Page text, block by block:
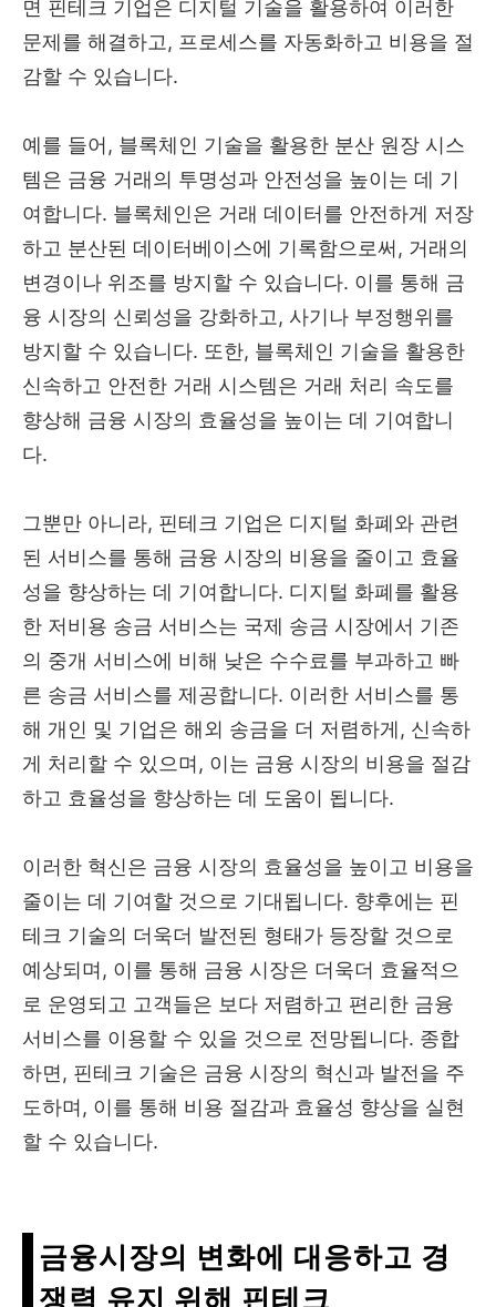
면 핀테크 기업은 디지털 기술을 활용하여 이러한
문제를 해결하고, 프로세스를 자동화하고 비용을 절
감할 수 있습니다.
예를 들어, 블록체인 기술을 활용한 분산 원장 시스
템은 금융 거래의 투명성과 안전성을 높이는 데 기
여합니다. 블록체인은 거래 데이터를 안전하게 저장
하고 분산된 데이터베이스에 기록함으로써, 거래의
변경이나 위조를 방지할 수 있습니다. 이를 통해 금
융 시장의 신뢰성을 강화하고, 사기나 부정행위를
방지할 수 있습니다. 또한, 블록체인 기술을 활용한
신속하고 안전한 거래 시스템은 거래 처리 속도를
향상해 금융 시장의 효율성을 높이는 데 기여합니
다.
그뿐만 아니라, 핀테크 기업은 디지털 화폐와 관련
된 서비스를 통해 금융 시장의 비용을 줄이고 효율
성을 향상하는 데 기여합니다. 디지털 화폐를 활용
한 저비용 송금 서비스는 국제 송금 시장에서 기존
의 중개 서비스에 비해 낮은 수수료를 부과하고 빠
른 송금 서비스를 제공합니다. 이러한 서비스를 통
해 개인 및 기업은 해외 송금을 더 저렴하게, 신속하
게 처리할 수 있으며, 이는 금융 시장의 비용을 절감
하고 효율성을 향상하는 데 도움이 됩니다.
이러한 혁신은 금융 시장의 효율성을 높이고 비용을
줄이는 데 기여할 것으로 기대됩니다. 향후에는 핀
테크 기술의 더욱더 발전된 형태가 등장할 것으로
예상되며, 이를 통해 금융 시장은 더욱더 효율적으
로 운영되고 고객들은 보다 저렴하고 편리한 금융
서비스를 이용할 수 있을 것으로 전망됩니다. 종합
하면, 핀테크 기술은 금융 시장의 혁신과 발전을 주
도하며, 이를 통해 비용 절감과 효율성 향상을 실현
할 수 있습니다.
금융시장의 변화에 대응하고 경
쟁력 유지 위해 핀테크